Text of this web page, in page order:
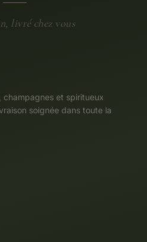
livré chez vous
champagnes et spiritueux
soignée dans toute la